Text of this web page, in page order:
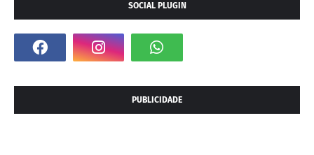
SOCIAL PLUGIN
PUBLICIDADE